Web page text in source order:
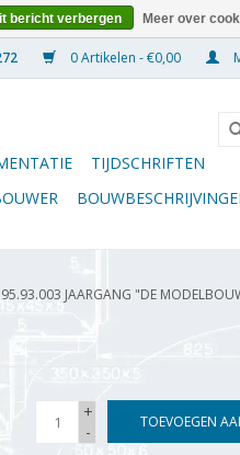
0 Artikelen - €0,00
TIJDSCHRIFTEN
95.93.003 JAARGANG "DE
+
-
TOEVOEGEN
bericht verbergen Meer over